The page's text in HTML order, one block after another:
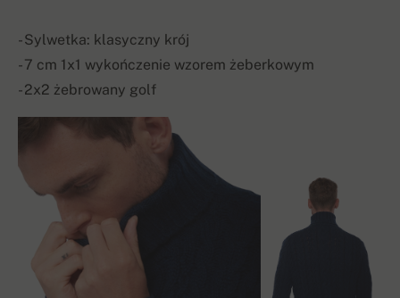
- Sylwetka: klasyczny krój
- 7 cm 1x1 wykończenie wzorem żeberkowym
- 2x2 żebrowany golf